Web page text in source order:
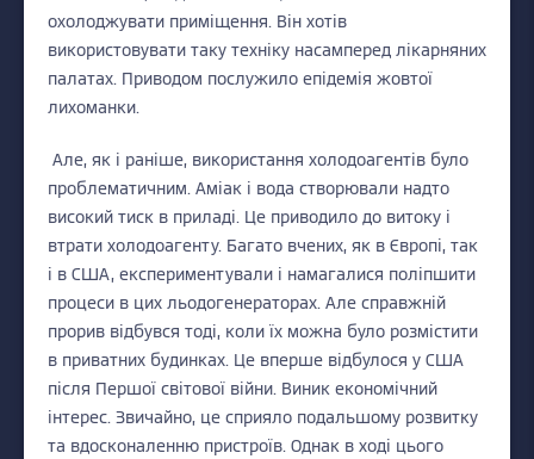
охолоджувати приміщення. Він хотів
використовувати таку техніку насамперед лікарняних
палатах. Приводом послужило епідемія жовтої
лихоманки.
Але, як і раніше, використання холодоагентів було
проблематичним. Аміак і вода створювали надто
високий тиск в приладі. Це приводило до витоку і
втрати холодоагенту. Багато вчених, як в Європі, так
і в США, експериментували і намагалися поліпшити
процеси в цих льодогенераторах. Але справжній
прорив відбувся тоді, коли їх можна було розмістити
в приватних будинках. Це вперше відбулося у США
після Першої світової війни. Виник економічний
інтерес. Звичайно, це сприяло подальшому розвитку
та вдосконаленню пристроїв. Однак в ході цього